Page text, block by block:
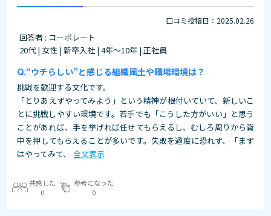
口コミ投稿日：2025.02.26
回答者 : コーポレート
20代 | 女性 | 新卒入社 | 4年～10年 | 正社員
“ウチらしい”と感じる組織風土や職場環境は？
挑戦を歓迎する文化です。
「とりあえずやってみよう」という精神が根付いていて、新しいこ
とに挑戦しやすい環境です。若手でも「こうした方がいい」と思う
ことがあれば、手を挙げれば任せてもらえるし、むしろ周りから背
中を押してもらえることが多いです。失敗を過度に恐れず、「まず
はやってみて、
全文表示
共感した
0
参考になった
0